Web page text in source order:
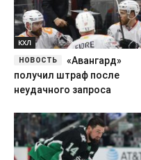
КХЛ
«Авангард»
получил штраф после
неудачного запроса